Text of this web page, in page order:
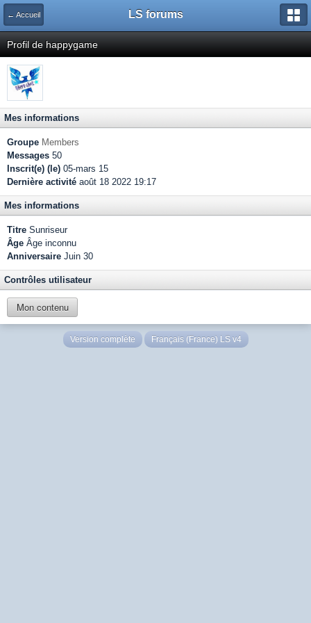
← Accueil LS forums
Profil de happygame
Mes informations
Groupe Members
Messages 50
Inscrit(e) (le) 05-mars 15
Dernière activité août 18 2022 19:17
Mes informations
Titre Sunriseur
Âge Âge inconnu
Anniversaire Juin 30
Contrôles utilisateur
Mon contenu
Version complète Français (France) LS v4